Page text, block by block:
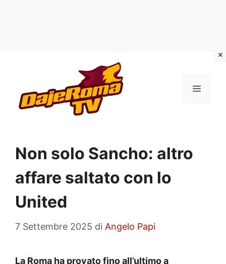
contenuto
MENU
Non solo Sancho: altro
affare saltato con lo
United
7 Settembre 2025 di Angelo Papi
La Roma ha provato fino all’ultimo a